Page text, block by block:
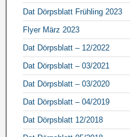
Dat Dörpsblatt Frühling 2023
Flyer März 2023
Dat Dörpsblatt – 12/2022
Dat Dörpsblatt – 03/2021
Dat Dörpsblatt – 03/2020
Dat Dörpsblatt – 04/2019
Dat Dörpsblatt 12/2018